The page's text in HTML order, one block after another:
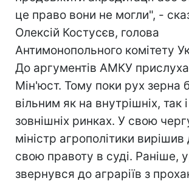
це право вони не могли", -
Олексій Костусєв, голова
Антимонопольного комітету
До аргументів АМКУ
Мін'юст. Тому поки рух зерна
вільним як на внутрішніх, так
зовнішніх ринках. У свою
міністр агрополітики
свою правоту в суді. Раніше,
звернувся до аграріїв з